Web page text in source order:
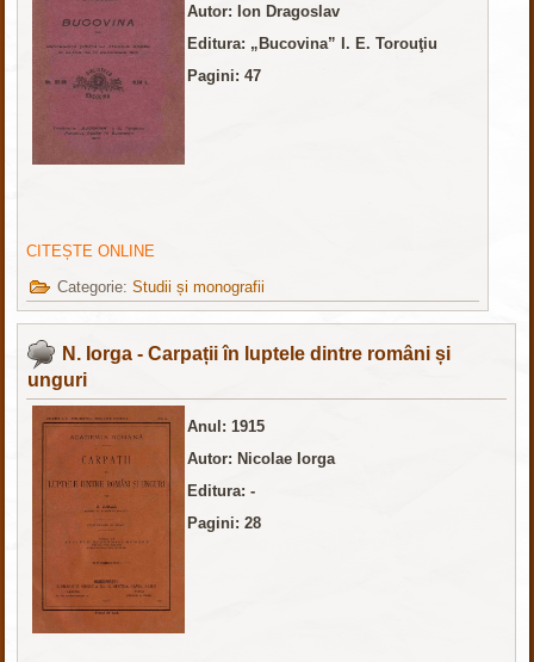
Autor: Ion Dragoslav
Editura: „Bucovina” I. E. Torouţiu
Pagini: 47
CITEȘTE ONLINE
Categorie:Studii și monografii
N. Iorga - Carpații în luptele dintre români și
unguri
Anul: 1915
Autor: Nicolae Iorga
Editura: -
Pagini: 28